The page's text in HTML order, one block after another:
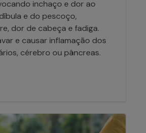
inchaço e dor ao
e do pescoço,
dor de cabeça e fadiga.
e causar inflamação dos
cérebro ou pâncreas.